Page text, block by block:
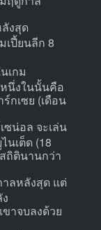
งสุด
เปี้ยนลีก 8
เกม
นึ่งในนั้นคือ
กเซย (เดือน
ซน่อล จะเล่น
นเต็ด (18
ถิตินานกว่า
ลหลังสุด แต่
าจบลงด้วย